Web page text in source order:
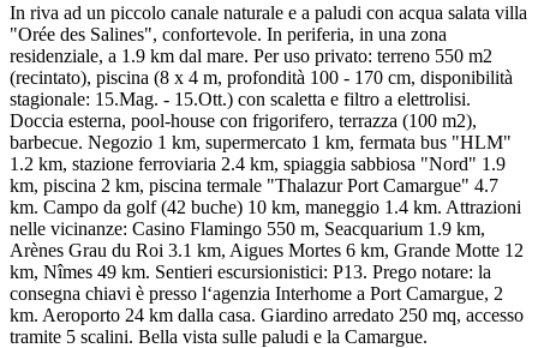
In riva ad un piccolo canale naturale e a paludi con acqua salata villa
"Orée des Salines", confortevole. In periferia, in una zona
residenziale, a 1.9 km dal mare. Per uso privato: terreno 550 m2
(recintato), piscina (8 x 4 m, profondità 100 - 170 cm, disponibilità
stagionale: 15.Mag. - 15.Ott.) con scaletta e filtro a elettrolisi.
Doccia esterna, pool-house con frigorifero, terrazza (100 m2),
barbecue. Negozio 1 km, supermercato 1 km, fermata bus "HLM"
1.2 km, stazione ferroviaria 2.4 km, spiaggia sabbiosa "Nord" 1.9
km, piscina 2 km, piscina termale "Thalazur Port Camargue" 4.7
km. Campo da golf (42 buche) 10 km, maneggio 1.4 km. Attrazioni
nelle vicinanze: Casino Flamingo 550 m, Seacquarium 1.9 km,
Arènes Grau du Roi 3.1 km, Aigues Mortes 6 km, Grande Motte 12
km, Nîmes 49 km. Sentieri escursionistici: P13. Prego notare: la
consegna chiavi è presso l‘agenzia Interhome a Port Camargue, 2
km. Aeroporto 24 km dalla casa. Giardino arredato 250 mq, accesso
tramite 5 scalini. Bella vista sulle paludi e la Camargue.